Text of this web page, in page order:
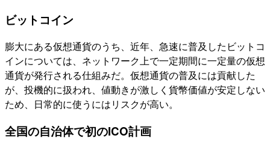
ビットコイン
膨大にある仮想通貨のうち、近年、急速に普及したビットコ
インについては、ネットワーク上で一定期間に一定量の仮想
通貨が発行される仕組みだ。仮想通貨の普及には貢献した
が、投機的に扱われ、値動きが激しく貨幣価値が安定しない
ため、日常的に使うにはリスクが高い。
全国の自治体で初のICO計画